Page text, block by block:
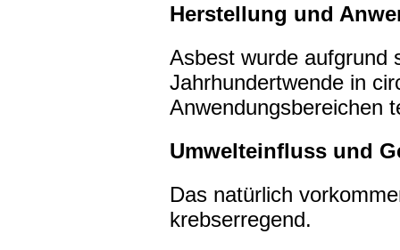
Herstellung und
Asbest wurde aufgrund
Jahrhundertwende in
Anwendungsbereichen
Umwelteinfluss und
Das natürlich
krebserregend.